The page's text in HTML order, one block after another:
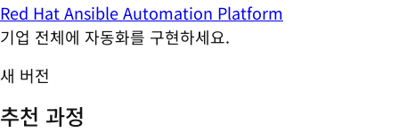
Red Hat Ansible Automation Platform
기업 전체에 자동화를 구현하세요.
새 버전
추천 과정